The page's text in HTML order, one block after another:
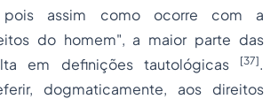
assim como ocorre com a
do homem", a maior parte das
em definições tautológicas
[37].
dogmaticamente, aos direitos